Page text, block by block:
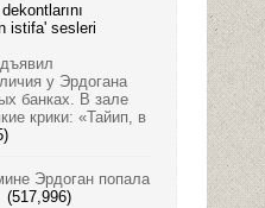
у Эрдогана
банках. В зале
крики: «Тайип, в
Эрдоган попала
(517,996)